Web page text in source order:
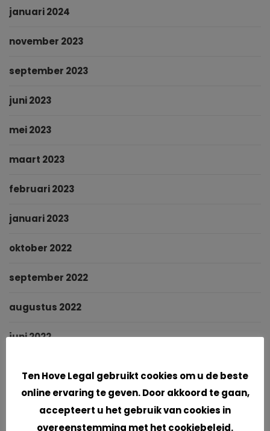
januari 2024
november 2023
september 2023
juni 2023
mei 2023
maart 2023
februari 2023
januari 2023
oktober 2022
september 2022
augustus 2022
juni 2022
maart 2022
januari 2022
Ten Hove Legal gebruikt cookies om u de beste
online ervaring te geven. Door akkoord te gaan,
accepteert u het gebruik van cookies in
overeenstemming met het cookiebeleid.